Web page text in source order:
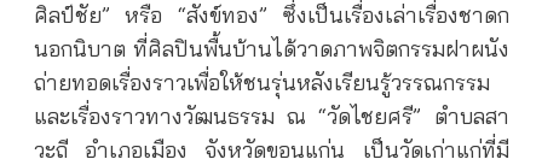
ศิลป์ชัย” หรือ “สังข์ทอง” ซึ่งเป็นเรื่องเล่าเรื่องชาดก
นอกนิบาต ที่ศิลปินพื้นบ้านได้วาดภาพจิตกรรมฝาผนัง
ถ่ายทอดเรื่องราวเพื่อให้ชนรุ่นหลังเรียนรู้วรรณกรรม
และเรื่องราวทางวัฒนธรรม ณ “วัดไชยศรี” ตำบลสา
วะถี อำเภอเมือง จังหวัดขอนแก่น เป็นวัดเก่าแก่ที่มี